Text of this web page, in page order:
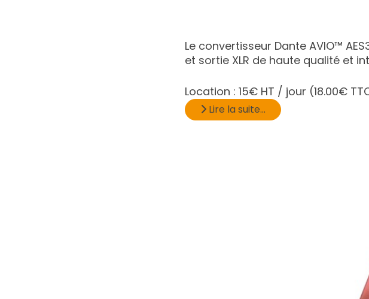
Le convertisseur Dante AVIO™
et sortie XLR de haute qualité et
Location :15€ HT / jour (18.00€
Lire la suite...